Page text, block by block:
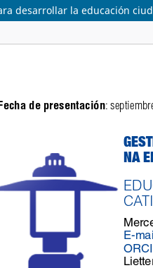
desarrollar la educación